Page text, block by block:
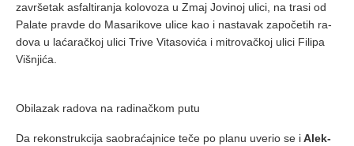
za­vr­še­tak as­fal­ti­ra­nja ko­lo­vo­za u Zmaj Jo­vi­noj uli­ci, na tra­si od
Pa­la­te prav­de do Ma­sa­ri­ko­ve uli­ce kao i na­sta­vak za­po­če­tih ra­
do­va u la­ća­rač­koj uli­ci Tri­ve Vi­ta­so­vi­ća i mi­tro­vač­koj uli­ci Fi­li­pa
Vi­šnji­ća.
Obilazak radova na radinačkom putu
Da re­kon­struk­ci­ja sa­o­bra­ćaj­ni­ce te­če po pla­nu uve­rio se iAlek­